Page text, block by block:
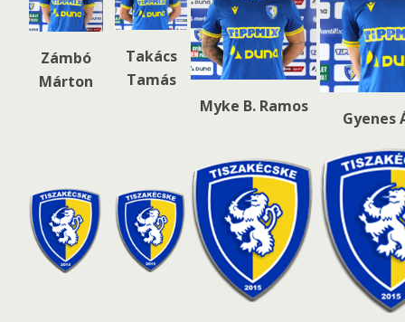
Zámbó
Márton
Takács
Tamás
Myke B. Ramos
Gyenes